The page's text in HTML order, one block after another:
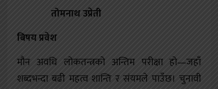
तोमनाथ उप्रेती
बिषय प्रवेश
मौन अवधि लोकतन्त्रको अन्तिम परीक्षा हो—जहाँ
शब्दभन्दा बढी महत्व शान्ति र संयमले पाउँछ। चुनावी